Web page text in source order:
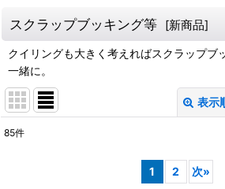
スクラップブッキング等 [新商品]
クイリングも大きく考えればスクラップブ
一緒に。
表示
85件
1 2 次»